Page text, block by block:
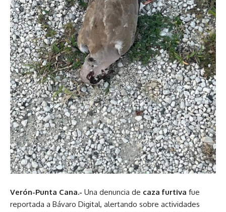
Verón-Punta Cana.- Una denuncia de caza furtiva fue
reportada a Bávaro Digital, alertando sobre actividades